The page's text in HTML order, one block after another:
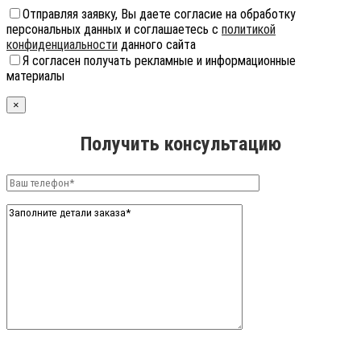
Отправляя заявку, Вы даете согласие на обработку
персональных данных и соглашаетесь с политикой
конфиденциальности данного сайта
Я согласен получать рекламные и информационные
материалы
×
Получить консультацию